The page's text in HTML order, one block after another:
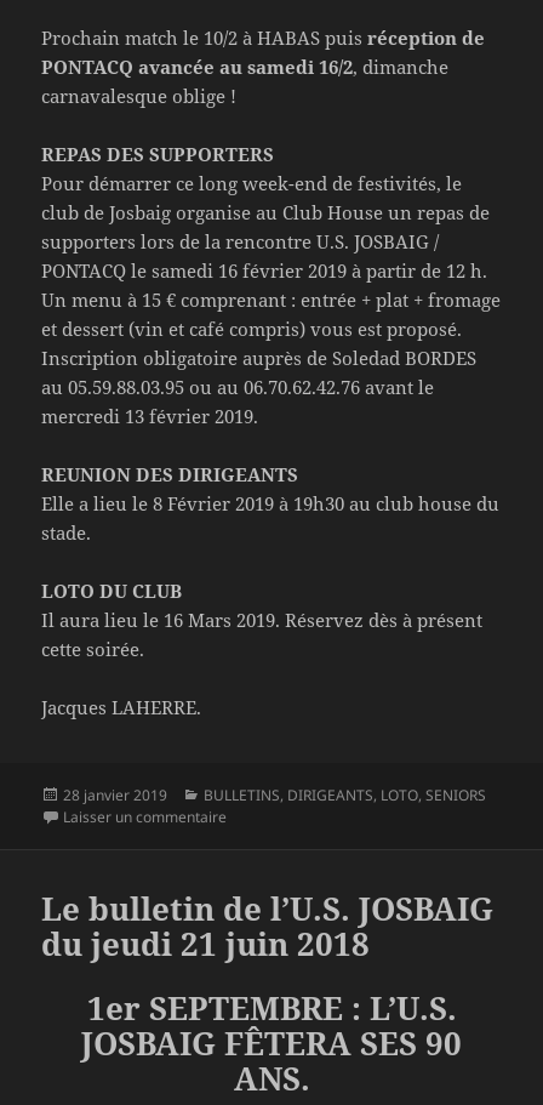
Prochain match le 10/2 à HABAS puisréception de
PONTACQ avancée au samedi 16/2, dimanche
carnavalesque oblige !
REPAS DES SUPPORTERS
Pour démarrer ce long week-end de festivités, le
club de Josbaig organise au Club House un repas de
supporters lors de la rencontre U.S. JOSBAIG /
PONTACQ le samedi 16 février 2019 à partir de 12 h.
Un menu à 15 € comprenant : entrée + plat + fromage
et dessert (vin et café compris) vous est proposé.
Inscription obligatoire auprès de Soledad BORDES
au 05.59.88.03.95 ou au 06.70.62.42.76 avant le
mercredi 13 février 2019.
REUNION DES DIRIGEANTS
Elle a lieu le 8 Février 2019 à 19h30 au club house du
stade.
LOTO DU CLUB
Il aura lieu le 16 Mars 2019. Réservez dès à présent
cette soirée.
Jacques LAHERRE.
Publié
le
28 janvier 2019 Catégories
BULLETINS, DIRIGEANTS, LOTO,SENIORS
Laisser un commentaire
Le bulletin de l’U.S. JOSBAIG
du jeudi 21 juin 2018
1er SEPTEMBRE : L’U.S.
JOSBAIG FÊTERA SES 90
ANS.